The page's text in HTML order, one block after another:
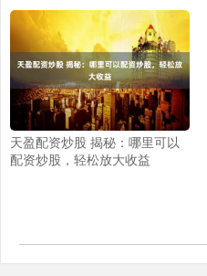
天盈配资炒股 揭秘：哪里可以
配资炒股，轻松放大收益